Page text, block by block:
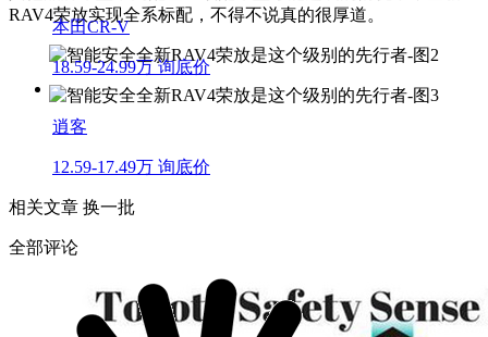
RAV4荣放实现全系标配，不得不说真的很厚道。
本田CR-V
18.59-24.99万 询底价
逍客
12.59-17.49万 询底价
相关文章 换一批
全部评论